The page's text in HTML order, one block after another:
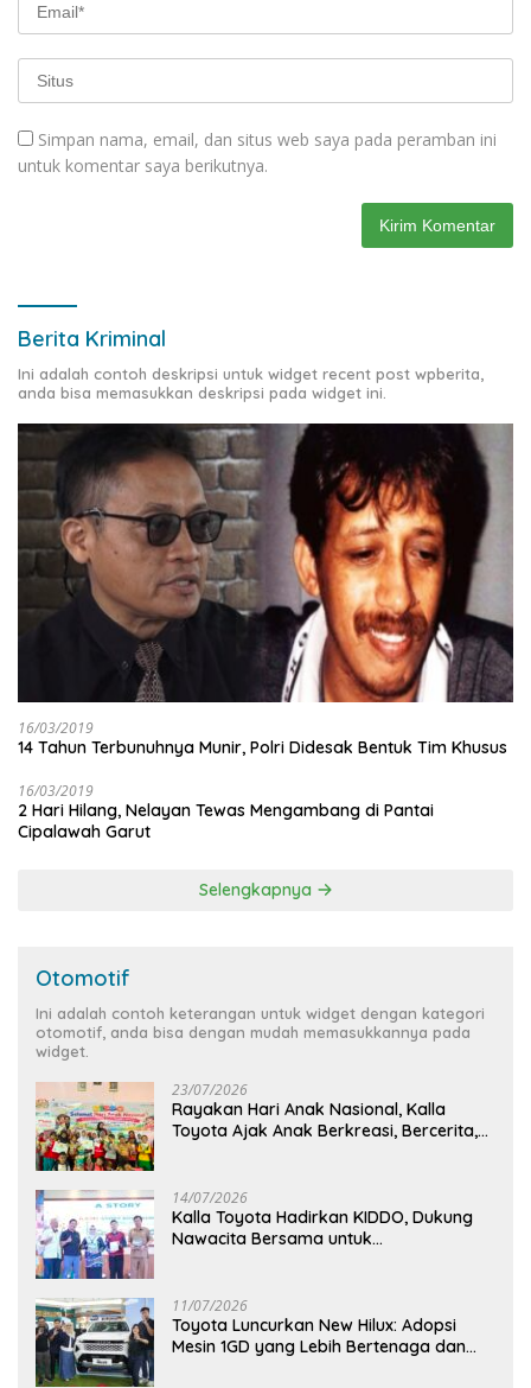
Simpan nama, email, dan situs web saya pada peramban ini
untuk komentar saya berikutnya.
Berita Kriminal
Ini adalah contoh deskripsi untuk widget recent post wpberita,
anda bisa memasukkan deskripsi pada widget ini.
16/03/2019
14 Tahun Terbunuhnya Munir, Polri Didesak Bentuk Tim Khusus
16/03/2019
2 Hari Hilang, Nelayan Tewas Mengambang di Pantai
Cipalawah Garut
Selengkapnya
Otomotif
Ini adalah contoh keterangan untuk widget dengan kategori
otomotif, anda bisa dengan mudah memasukkannya pada
widget.
23/07/2026
Rayakan Hari Anak Nasional, Kalla
Toyota Ajak Anak Berkreasi, Bercerita,
14/07/2026
Kalla Toyota Hadirkan KIDDO, Dukung
Nawacita Bersama untuk
11/07/2026
Toyota Luncurkan New Hilux: Adopsi
Mesin 1GD yang Lebih Bertenaga dan